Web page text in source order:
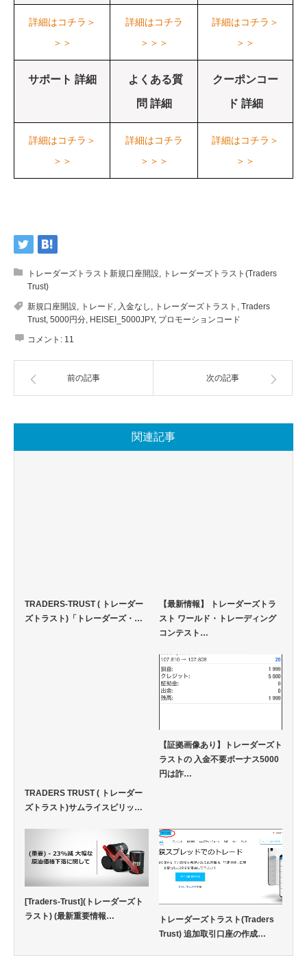
詳細はコチラ＞
＞＞
詳細はコチラ
＞＞＞
詳細はコチラ＞
＞＞
サポート 詳細 よくある質
問 詳細
クーポンコー
ド 詳細
詳細はコチラ＞
＞＞
詳細はコチラ
＞＞＞
詳細はコチラ＞
＞＞
トレーダーズトラスト新規口座開設, トレーダーズトラスト(Traders
Trust)
新規口座開設, トレード, 入金なし , トレーダーズトラスト , Traders
Trust, 5000円分, HEISEI_5000JPY, プロモーションコード
コメント: 11
前の記事 次の記事
関連記事
TRADERS-TRUST ( トレーダー
ズトラスト)「トレーダーズ・…
【最新情報】 トレーダーズトラ
スト ワールド・トレーディング
コンテスト…
TRADERS TRUST ( トレーダー
ズトラスト)サムライスピリッ…
【証拠画像あり】トレーダーズト
ラストの 入金不要ボーナス5000
円は詐…
[Traders-Trust](トレーダーズト
ラスト) (最新重要情報…
トレーダーズトラスト(Traders
Trust) 追加取引口座の作成…